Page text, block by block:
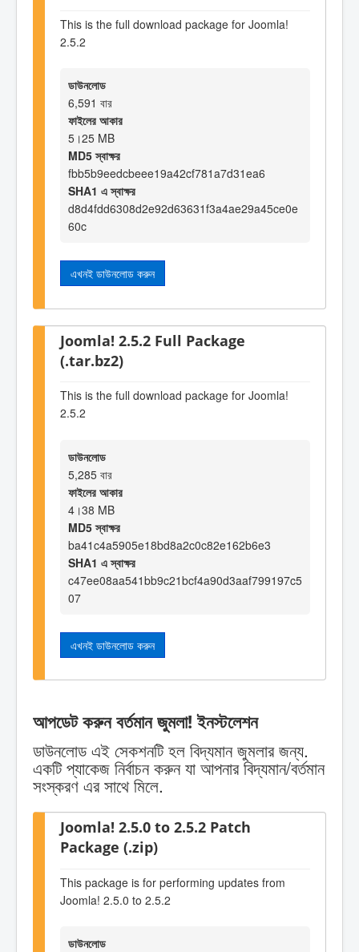
This is the full download package for Joomla!
2.5.2
ডাউনলোড
6,591 বার
ফাইলের আকার
5।25 MB
MD5 স্বাক্ষর
fbb5b9eedcbeee19a42cf781a7d31ea6
SHA1 এ স্বাক্ষর
d8d4fdd6308d2e92d63631f3a4ae29a45ce0e
60c
এখনই ডাউনলোড করুন
Joomla! 2.5.2 Full Package
(.tar.bz2)
This is the full download package for Joomla!
2.5.2
ডাউনলোড
5,285 বার
ফাইলের আকার
4।38 MB
MD5 স্বাক্ষর
ba41c4a5905e18bd8a2c0c82e162b6e3
SHA1 এ স্বাক্ষর
c47ee08aa541bb9c21bcf4a90d3aaf799197c5
07
এখনই ডাউনলোড করুন
আপডেট করুন বর্তমান জুমলা! ইনস্টলেশন
ডাউনলোড এই সেকশনটি হল বিদ্যমান জুমলার জন্য.
একটি প্যাকেজ নির্বাচন করুন যা আপনার বিদ্যমান/বর্তমান
সংস্করণ এর সাথে মিলে.
Joomla! 2.5.0 to 2.5.2 Patch
Package (.zip)
This package is for performing updates from
Joomla! 2.5.0 to 2.5.2
ডাউনলোড